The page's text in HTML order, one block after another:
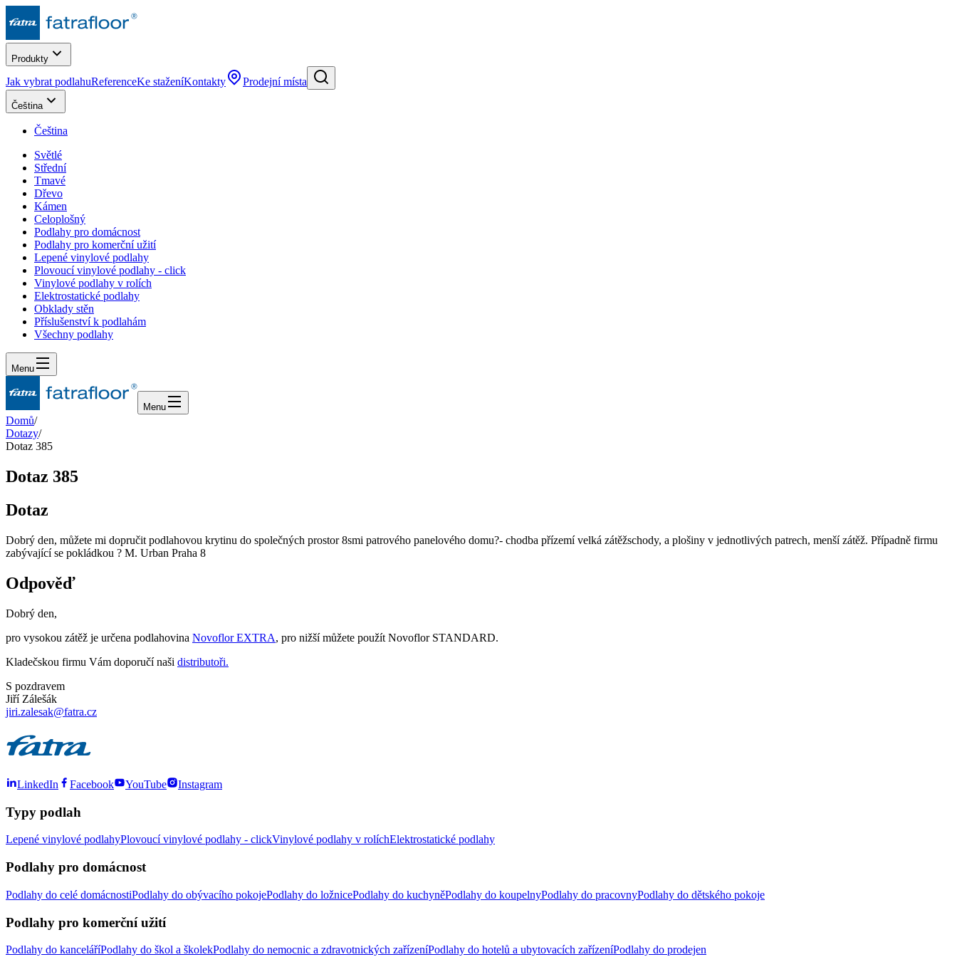
Produkty
Jak vybrat podlahuReferenceKe staženíKontakty Prodejní místa
Čeština
Čeština
Světlé
Střední
Tmavé
Dřevo
Kámen
Celoplošný
Podlahy pro domácnost
Podlahy pro komerční užití
Lepené vinylové podlahy
Plovoucí vinylové podlahy - click
Vinylové podlahy v rolích
Elektrostatické podlahy
Obklady stěn
Příslušenství k podlahám
Všechny podlahy
Menu
Menu
Domů/
Dotazy/
Dotaz 385
Dotaz 385
Dotaz
Dobrý den, můžete mi dopručit podlahovou krytinu do společných prostor 8smi patrového panelového domu?- chodba přízemí velká zátěžschody, a plošiny v jednotlivých patrech, menší zátěž. Případně firmu
zabývající se pokládkou ? M. Urban Praha 8
Odpověď
Dobrý den,
pro vysokou zátěž je určena podlahovina Novoflor EXTRA, pro nižší můžete použít Novoflor STANDARD.
Kladečskou firmu Vám doporučí naši distributoři.
S pozdravem
Jiří Zálešák
jiri.zalesak@fatra.cz
LinkedIn Facebook YouTube Instagram
Typy podlah
Lepené vinylové podlahyPlovoucí vinylové podlahy - clickVinylové podlahy v rolíchElektrostatické podlahy
Podlahy pro domácnost
Podlahy do celé domácnostiPodlahy do obývacího pokojePodlahy do ložnicePodlahy do kuchyněPodlahy do koupelnyPodlahy do pracovnyPodlahy do dětského pokoje
Podlahy pro komerční užití
Podlahy do kanceláříPodlahy do škol a školekPodlahy do nemocnic a zdravotnických zařízeníPodlahy do hotelů a ubytovacích zařízeníPodlahy do prodejen